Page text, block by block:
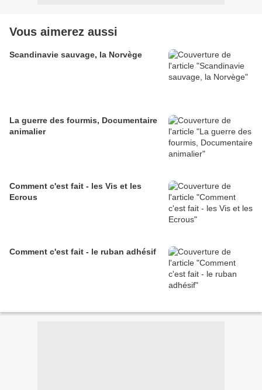
Vous aimerez aussi
Scandinavie sauvage, la Norvège
La guerre des fourmis, Documentaire
animalier
Comment c'est fait - les Vis et les
Ecrous
Comment c'est fait - le ruban adhésif